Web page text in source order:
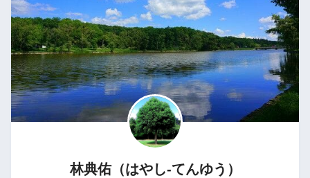
林典佑（はやし-てんゆう）